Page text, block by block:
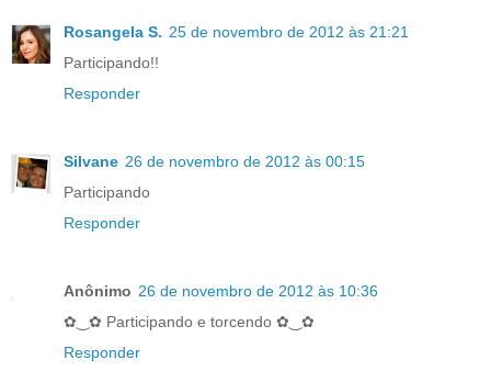
Rosangela S. 25 de novembro de 2012 às 21:21
Participando!!
Responder
Silvane 26 de novembro de 2012 às 00:15
Participando
Responder
Anônimo 26 de novembro de 2012 às 10:36
✿‿✿ Participando e torcendo ✿‿✿
Responder